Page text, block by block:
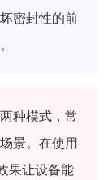
密封性的前
种模式，常
景。在使用
果让设备能